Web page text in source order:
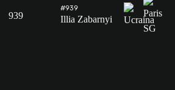
939
#939
Illia Zabarnyi